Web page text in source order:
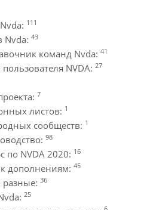
111
Nvda: 43
команд Nvda: 41
NVDA: 27
7
листов: 1
сообществ: 1
98
по NVDA 2020: 16
дополнениям: 45
разные: 36
25